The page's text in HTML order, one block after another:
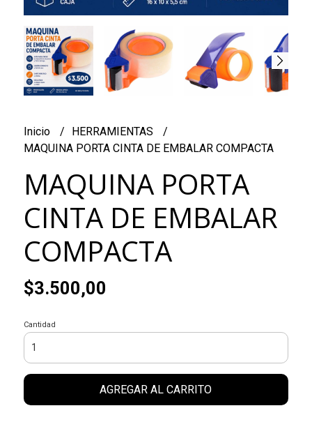
Inicio
HERRAMIENTAS
MAQUINA PORTA CINTA DE EMBALAR COMPACTA
MAQUINA PORTA
CINTA DE EMBALAR
COMPACTA
$3.500,00
Cantidad
AGREGAR AL CARRITO